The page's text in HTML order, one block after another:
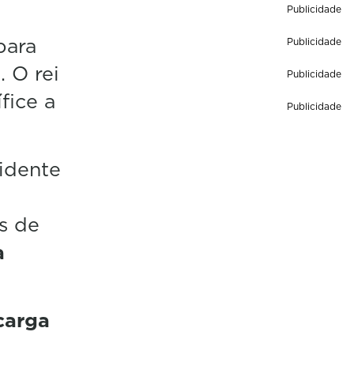
O rei
a
de
Publicidade
Publicidade
Publicidade
Publicidade